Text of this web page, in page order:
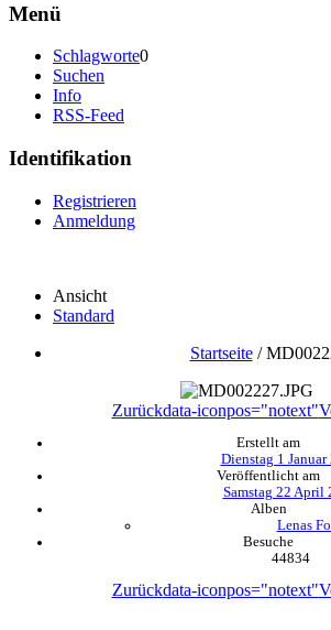
Menü
Schlagworte0
Suchen
Info
RSS-Feed
Identifikation
Registrieren
Anmeldung
Ansicht
Standard
Startseite/
Zurückdata-iconpos="notext"
Erstellt am
Dienstag 1 Januar
Veröffentlicht am
Samstag 22 April
Alben
Lenas
Besuche
44834
Zurückdata-iconpos="notext"